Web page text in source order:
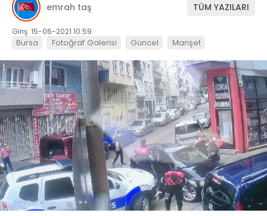
emrah taş TÜM YAZILARI
Giriş: 15-06-2021 10:59
Bursa Fotoğraf Galerisi Güncel Manşet